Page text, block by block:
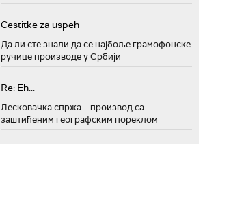
Cestitke za uspeh
Да ли сте знали да се најбоље грамофонске
ручице производе у Србији
Re: Eh...
Лесковачка спржа – производ са
заштићеним географским пореклом